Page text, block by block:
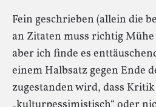
Fein geschrieben (allein die
an Zitaten muss richtig
aber ich finde es
einem Halbsatz gegen Ende
zugestanden wird, dass